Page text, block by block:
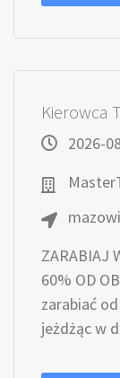
Kierowca
2026-
ZARABIAJ
60% OD
zarabiać
jeżdżąc w